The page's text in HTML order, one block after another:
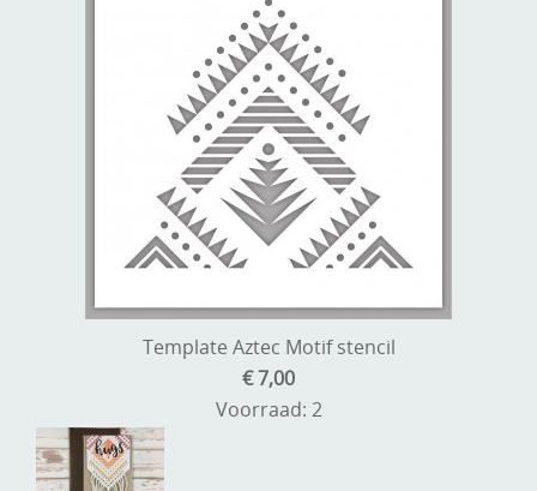
Template Aztec Motif stencil
€ 7,00
Voorraad: 2